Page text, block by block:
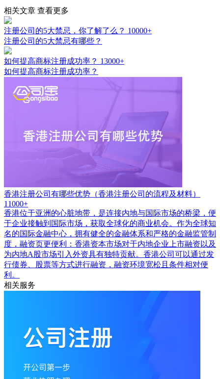
相关文章 查看更多
注册公司的5大禁忌，你了解了么？ 10000+
注册公司的5大禁忌有哪些？
如何提高商标注册成功率？ 13000+
如何提高商标注册成功率？
香港注册公司有哪些优势（香港注册公司的流程及材料）
11000+
香港位于亚洲的心脏地带，是连接内地与国际市场的桥梁，便
于企业接触到国际市场，获取全球化的商业机会。作为全球知
名的国际金融中心，拥有健全的金融体系和严格的金融监管制
度，融资页更便利：香港资本市场对于内地企业上市融资以及
为内地A股市场引入外资具有独特贡献。香港公司可以通过发
行债券、股票等方式进行融资，融资环境宽松且条件相对便
利。
相关服务